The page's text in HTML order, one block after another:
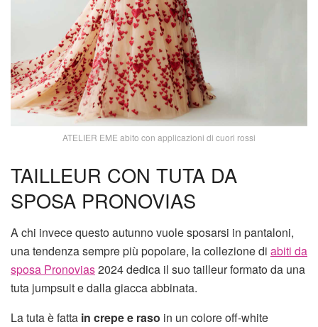
ATELIER EME abito con applicazioni di cuori rossi
TAILLEUR CON TUTA DA
SPOSA PRONOVIAS
A chi invece questo autunno vuole sposarsi in pantaloni,
una tendenza sempre più popolare, la collezione di abiti da
sposa Pronovias2024 dedica il suo tailleur formato da una
tuta jumpsuit e dalla giacca abbinata.
La tuta è fatta in crepe e raso in un colore off-white